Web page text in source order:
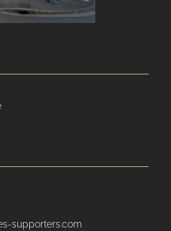
supporters.com